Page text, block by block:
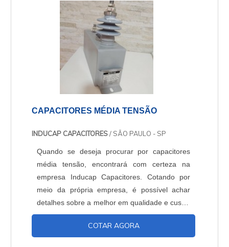
CAPACITORES MÉDIA TENSÃO
INDUCAP CAPACITORES/ SÃO PAULO - SP
Quando se deseja procurar por capacitores
média tensão, encontrará com certeza na
empresa Inducap Capacitores. Cotando por
meio da própria empresa, é possível achar
detalhes sobre a melhor em qualidade e custo-
benefício.Quando o interesse é por
capacitores média tensão, com a Inducap
COTAR AGORA